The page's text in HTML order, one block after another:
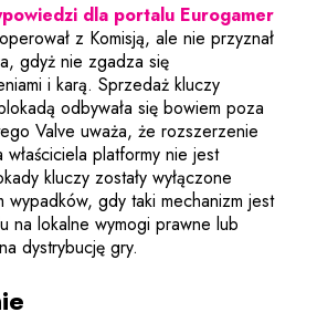
dla portalu Eurogamer
z Komisją, ale nie przyznał
gdyż nie zgadza się
i karą. Sprzedaż kluczy
odbywała się bowiem poza
Valve uważa, że rozszerzenie
platformy nie jest
kluczy zostały wyłączone
gdy taki mechanizm jest
na lokalne wymogi prawne lub
dystrybucję gry.